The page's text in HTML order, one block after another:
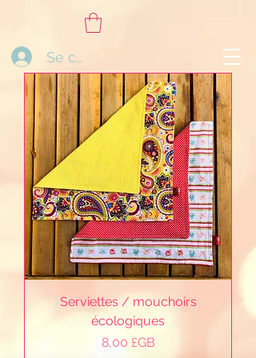
Se connecter
Serviettes / mouchoirs
écologiques
Prix
8,00 £GB